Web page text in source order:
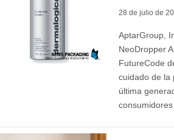
28 de julio de
AptarGroup,
NeoDropper
FutureCode
cuidado de la
última